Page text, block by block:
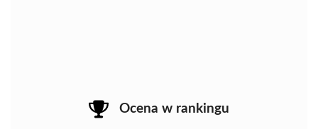
Ocena w rankingu